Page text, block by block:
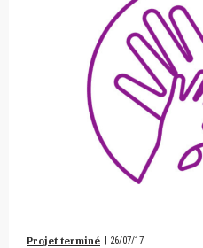
Projet terminé | 26/07/17